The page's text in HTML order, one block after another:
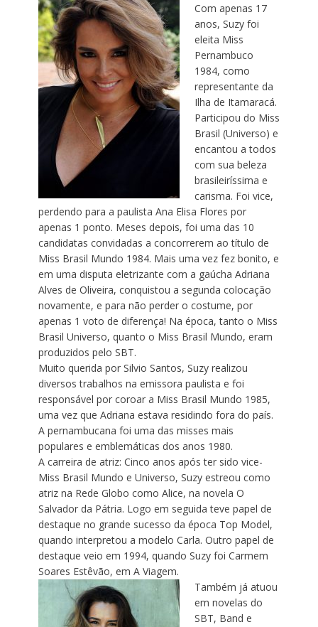
Com apenas 17
anos, Suzyfoi
eleita Miss
Pernambuco
1984, como
representante da
Ilha de Itamaracá.
Participou do Miss
Brasil (Universo) e
encantou a todos
com sua beleza
brasileiríssima e
carisma. Foi vice,
perdendo para a paulista Ana Elisa Flores por
apenas 1 ponto. Meses depois, foi uma das 10
candidatas convidadas a concorrerem ao título de
Miss Brasil Mundo 1984. Mais uma vez fez bonito, e
em uma disputa eletrizante com a gaúcha Adriana
Alves de Oliveira, conquistou a segunda colocação
novamente, e para não perder o costume, por
apenas 1 voto de diferença! Na época, tanto o Miss
Brasil Universo, quanto o Miss Brasil Mundo, eram
produzidos pelo SBT.
Muito querida por Silvio Santos, Suzyrealizou
diversos trabalhos na emissora paulista e foi
responsável por coroar a Miss Brasil Mundo 1985,
uma vez que Adriana estava residindo fora do país.
A pernambucana foi uma das misses mais
populares e emblemáticas dos anos 1980.
A carreira de atriz: Cinco anos após ter sido vice-
Miss Brasil Mundo e Universo, Suzyestreou como
atriz na Rede Globo como Alice, na novela O
Salvador da Pátria. Logo em seguida teve papel de
destaque no grande sucesso da época Top Model,
quando interpretou a modelo Carla. Outro papel de
destaque veio em 1994, quando Suzyfoi Carmem
Soares Estêvão, em A Viagem.
Também já atuou
em novelas do
SBT, Band e